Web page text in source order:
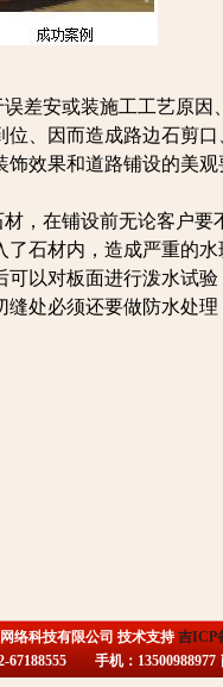
差安或装施工工艺原因
、因而造成路边石剪
效果和道路铺设的美
，在铺设前无论客户要
石材内，造成严重的
以对板面进行泼水试
处必须还要做防水处理
络科技有限公司 技术支持吉ICP
手机：13500988977